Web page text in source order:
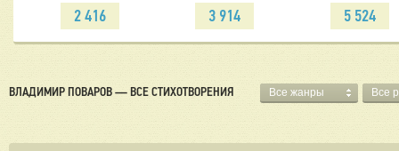
2 416 3 914 5 524
ВЛАДИМИР ПОВАРОВ — ВСЕ СТИХОТВОРЕНИЯ Все жанры Все